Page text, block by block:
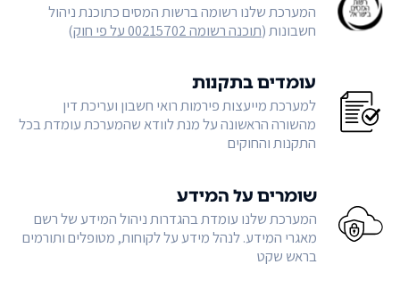
המערכת שלנו רשומה ברשות המסים כתוכנת ניהול
חשבונות (תוכנה רשומה 00215702 על פי חוק )
עומדים בתקנות
למערכת מייעצות פירמות רואי חשבון ועריכת דין
מהשורה הראשונה על מנת לוודא שהמערכת עומדת בכל
התקנות והחוקים
שומרים על המידע
המערכת שלנו עומדת בהגדרות ניהול המידע של רשם
מאגרי המידע. לנהל מידע על לקוחות, מטופלים ותורמים
בראש שקט